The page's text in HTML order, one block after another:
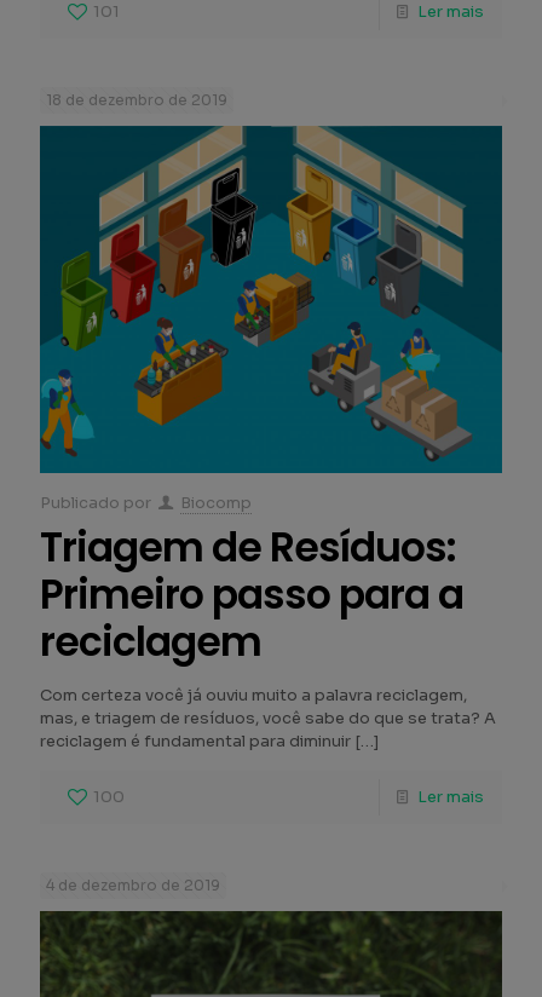
101 Ler mais
18 de dezembro de 2019
Publicado por Biocomp
Triagem de Resíduos:
Primeiro passo para a
reciclagem
Com certeza você já ouviu muito a palavra reciclagem,
mas, e triagem de resíduos, você sabe do que se trata? A
reciclagem é fundamental para diminuir […]
100 Ler mais
4 de dezembro de 2019